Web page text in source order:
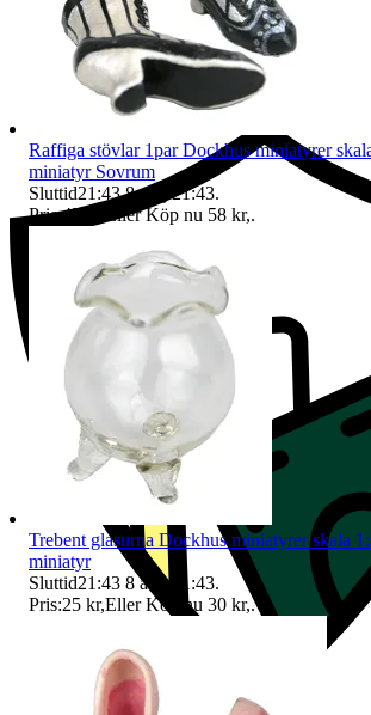
Ersättning om du inte får din vara
Raffiga stövlar 1par Dockhus miniatyrer
miniatyr Sovrum
Sluttid21:43 8 aug 21:43.
Pris:45 kr Eller Köp nu 58 kr,.
Trebent glasurna Dockhus miniatyrer skala
miniatyr
Sluttid21:43 8 aug 21:43.
Pris:25 kr,Eller Köp nu 30 kr,.